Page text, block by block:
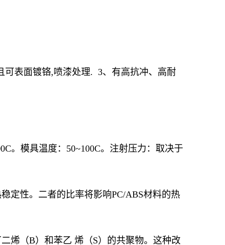
可表面镀铬,喷漆处理. 3、有高抗冲、高耐
。模具温度：50~100C。注射压力：取决于
定性。二者的比率将影响PC/ABS材料的热
烯（B）和苯乙 烯（S）的共聚物。这种改